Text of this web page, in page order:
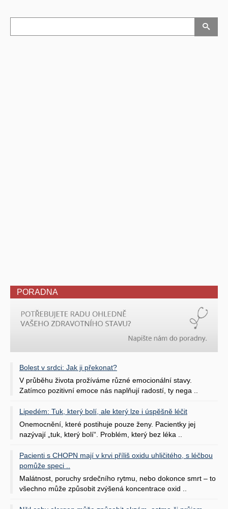
PORADNA
Bolest v srdci: Jak ji překonat?
V průběhu života prožíváme různé emocionální stavy.
Zatímco pozitivní emoce nás naplňují radostí, ty nega ..
Lipedém: Tuk, který bolí, ale který lze i úspěšně léčit
Onemocnění, které postihuje pouze ženy. Pacientky jej
nazývají „tuk, který bolí“. Problém, který bez léka ..
Pacienti s CHOPN mají v krvi příliš oxidu uhličitého, s léčbou
pomůže speci ..
Malátnost, poruchy srdečního rytmu, nebo dokonce smrt – to
všechno může způsobit zvýšená koncentrace oxid ..